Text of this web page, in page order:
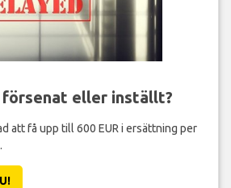
eller inställt?
att få upp till 600 EUR i ersättning per